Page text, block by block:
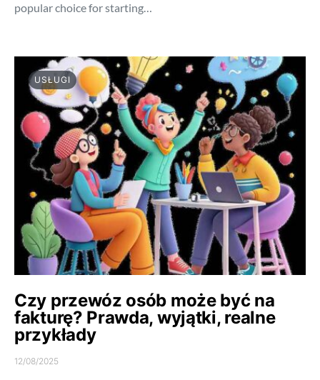
popular choice for starting…
USŁUGI
Czy przewóz osób może być na
fakturę? Prawda, wyjątki, realne
przykłady
12/08/2025